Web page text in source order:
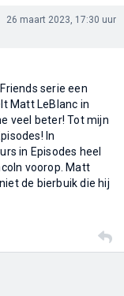
26 maart 2023, 17:30 uur
serie een
Matt LeBlanc in
veel beter! Tot mijn
In
in Episodes heel
voorop. Matt
de bierbuik die hij